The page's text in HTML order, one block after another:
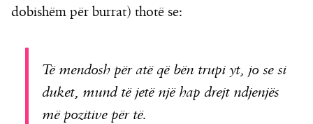
dobishëm për burrat) thotë se:
Të mendosh për atë që bën trupi yt, jo se si
duket, mund të jetë një hap drejt ndjenjës
më pozitive për të.